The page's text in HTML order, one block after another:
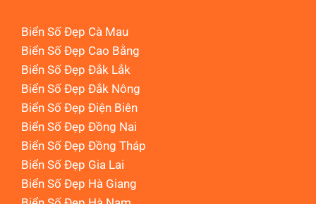
Biển Số Đẹp Cà Mau
Biển Số Đẹp Cao Bằng
Biển Số Đẹp Đắk Lắk
Biển Số Đẹp Đắk Nông
Biển Số Đẹp Điện Biên
Biển Số Đẹp Đồng Nai
Biển Số Đẹp Đồng Tháp
Biển Số Đẹp Gia Lai
Biển Số Đẹp Hà Giang